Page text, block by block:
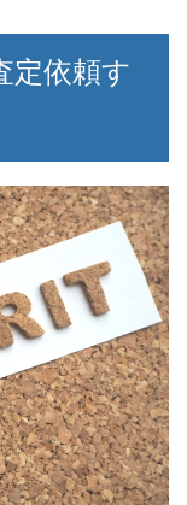
定依頼す